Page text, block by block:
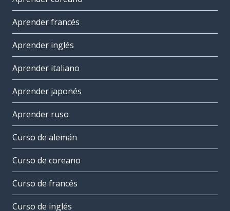
Aprender francés
Aprender inglés
Aprender italiano
Aprender japonés
Aprender ruso
Curso de alemán
Curso de coreano
Curso de francés
Curso de inglés